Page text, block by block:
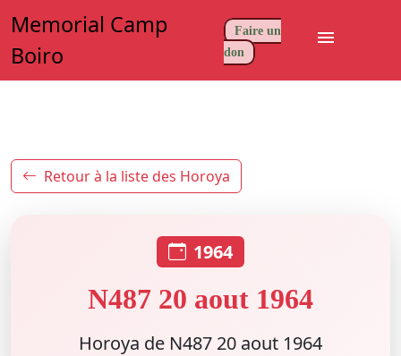
Memorial Camp
Boiro
Faire un
don
menu
Retour à la liste des Horoya
1964
N487 20 aout 1964
Horoya de N487 20 aout 1964